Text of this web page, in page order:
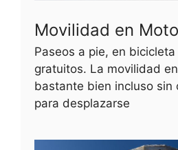
Movilidad en
Paseos a pie, en
gratuitos. La movilidad
bastante bien incluso sin
para desplazarse